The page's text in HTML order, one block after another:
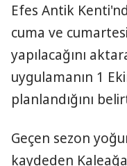
Efes Antik
cuma ve
yapılacağını
uygulamanın 1
planlandığını
Geçen sezon
kaydeden